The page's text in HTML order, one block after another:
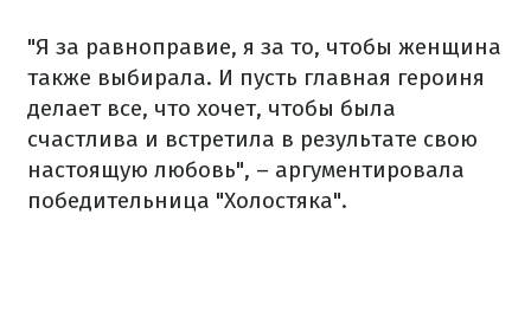
"Я за равноправие, я за то, чтобы женщина
также выбирала. И пусть главная героиня
делает все, что хочет, чтобы была
счастлива и встретила в результате свою
настоящую любовь", – аргументировала
победительница "Холостяка".